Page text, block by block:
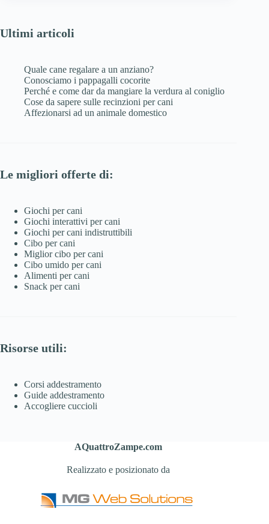
Ultimi articoli
Quale cane regalare a un anziano?
Conosciamo i pappagalli cocorite
Perché e come dar da mangiare la verdura al coniglio
Cose da sapere sulle recinzioni per cani
Affezionarsi ad un animale domestico
Le migliori offerte di:
Giochi per cani
Giochi interattivi per cani
Giochi per cani indistruttibili
Cibo per cani
Miglior cibo per cani
Cibo umido per cani
Alimenti per cani
Snack per cani
Risorse utili:
Corsi addestramento
Guide addestramento
Accogliere cuccioli
AQuattroZampe.com
Realizzato e posizionato da